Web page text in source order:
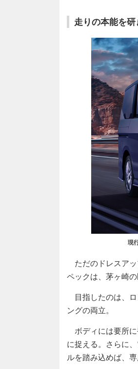
走りの本能を研
現
ただのドレスアッ
ペックは、茅ヶ崎
目指したのは、ロ
ングの両立。
ボディには要所に
に捉える。さらに
ルを踏み込めば、